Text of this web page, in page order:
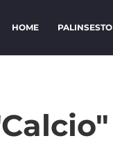
HOME PALINSESTO